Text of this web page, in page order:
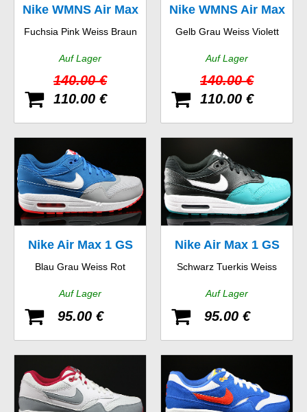
Nike WMNS Air Max
1 Vintage
Fuchsia Pink Weiss Braun
Auf Lager
140.00 €
110.00 €
Nike WMNS Air Max
1 Essential
Gelb Grau Weiss Violett
Auf Lager
140.00 €
110.00 €
Nike Air Max 1 GS
Blau Grau Weiss Rot
Auf Lager
95.00 €
Nike Air Max 1 GS
Schwarz Tuerkis Weiss
Auf Lager
95.00 €